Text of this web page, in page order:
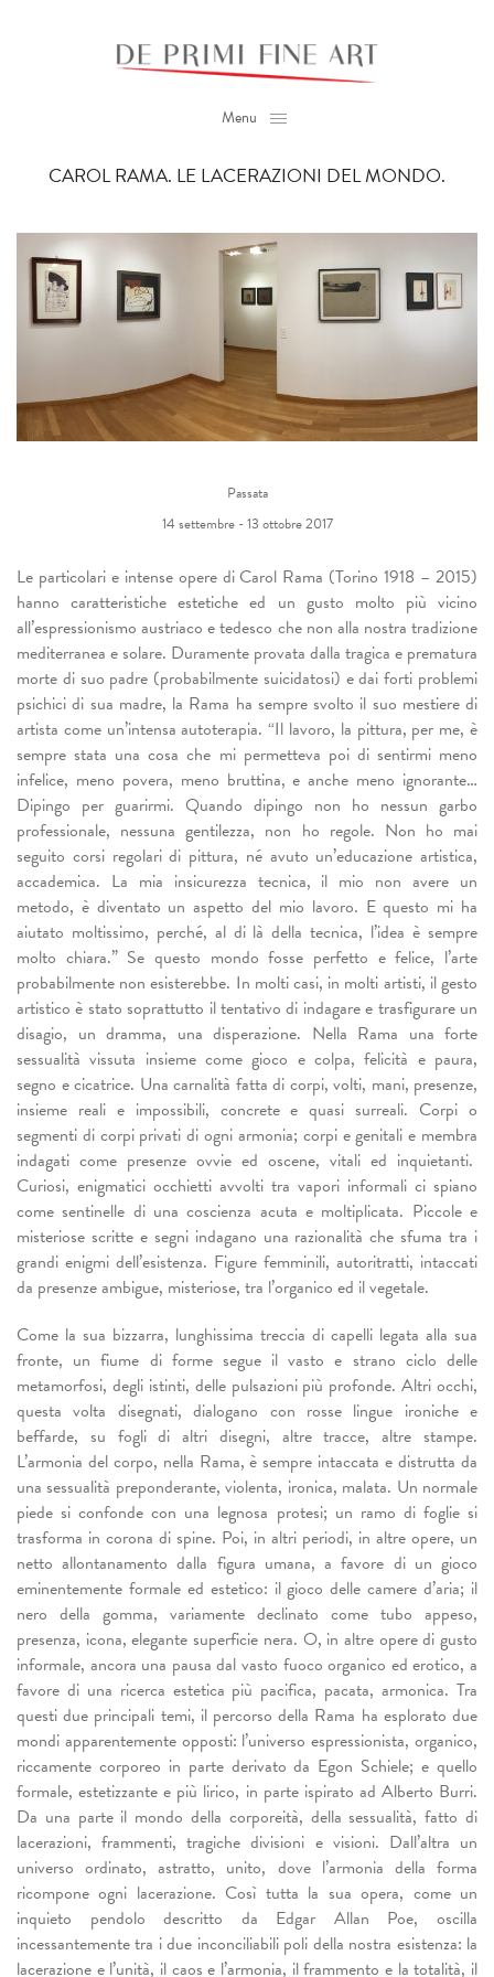
Menu
CAROL RAMA. LE LACERAZIONI DEL MONDO.
Passata
14 settembre - 13 ottobre 2017
Le particolari e intense opere di Carol Rama (Torino 1918 – 2015)
hanno caratteristiche estetiche ed un gusto molto più vicino
all’espressionismo austriaco e tedesco che non alla nostra tradizione
mediterranea e solare. Duramente provata dalla tragica e prematura
morte di suo padre (probabilmente suicidatosi) e dai forti problemi
psichici di sua madre, la Rama ha sempre svolto il suo mestiere di
artista come un’intensa autoterapia. “Il lavoro, la pittura, per me, è
sempre stata una cosa che mi permetteva poi di sentirmi meno
infelice, meno povera, meno bruttina, e anche meno ignorante…
Dipingo per guarirmi. Quando dipingo non ho nessun garbo
professionale, nessuna gentilezza, non ho regole. Non ho mai
seguito corsi regolari di pittura, né avuto un’educazione artistica,
accademica. La mia insicurezza tecnica, il mio non avere un
metodo, è diventato un aspetto del mio lavoro. E questo mi ha
aiutato moltissimo, perché, al di là della tecnica, l’idea è sempre
molto chiara.” Se questo mondo fosse perfetto e felice, l’arte
probabilmente non esisterebbe. In molti casi, in molti artisti, il gesto
artistico è stato soprattutto il tentativo di indagare e trasfigurare un
disagio, un dramma, una disperazione. Nella Rama una forte
sessualità vissuta insieme come gioco e colpa, felicità e paura,
segno e cicatrice. Una carnalità fatta di corpi, volti, mani, presenze,
insieme reali e impossibili, concrete e quasi surreali. Corpi o
segmenti di corpi privati di ogni armonia; corpi e genitali e membra
indagati come presenze ovvie ed oscene, vitali ed inquietanti.
Curiosi, enigmatici occhietti avvolti tra vapori informali ci spiano
come sentinelle di una coscienza acuta e moltiplicata. Piccole e
misteriose scritte e segni indagano una razionalità che sfuma tra i
grandi enigmi dell’esistenza. Figure femminili, autoritratti, intaccati
da presenze ambigue, misteriose, tra l’organico ed il vegetale.
Come la sua bizzarra, lunghissima treccia di capelli legata alla sua
fronte, un fiume di forme segue il vasto e strano ciclo delle
metamorfosi, degli istinti, delle pulsazioni più profonde. Altri occhi,
questa volta disegnati, dialogano con rosse lingue ironiche e
beffarde, su fogli di altri disegni, altre tracce, altre stampe.
L’armonia del corpo, nella Rama, è sempre intaccata e distrutta da
una sessualità preponderante, violenta, ironica, malata. Un normale
piede si confonde con una legnosa protesi; un ramo di foglie si
trasforma in corona di spine. Poi, in altri periodi, in altre opere, un
netto allontanamento dalla figura umana, a favore di un gioco
eminentemente formale ed estetico: il gioco delle camere d’aria; il
nero della gomma, variamente declinato come tubo appeso,
presenza, icona, elegante superficie nera. O, in altre opere di gusto
informale, ancora una pausa dal vasto fuoco organico ed erotico, a
favore di una ricerca estetica più pacifica, pacata, armonica. Tra
questi due principali temi, il percorso della Rama ha esplorato due
mondi apparentemente opposti: l’universo espressionista, organico,
riccamente corporeo in parte derivato da Egon Schiele; e quello
formale, estetizzante e più lirico, in parte ispirato ad Alberto Burri.
Da una parte il mondo della corporeità, della sessualità, fatto di
lacerazioni, frammenti, tragiche divisioni e visioni. Dall’altra un
universo ordinato, astratto, unito, dove l’armonia della forma
ricompone ogni lacerazione. Così tutta la sua opera, come un
inquieto pendolo descritto da Edgar Allan Poe, oscilla
incessantemente tra i due inconciliabili poli della nostra esistenza: la
lacerazione e l’unità, il caos e l’armonia, il frammento e la totalità, il